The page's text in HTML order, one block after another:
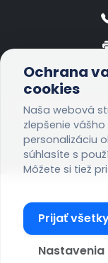
© 2026 Všetky
Ochrana
cookies
Naša webová
zlepšenie
personalizáciu
súhlasíte s
Môžete si tiež
Prijať
Nastavenia